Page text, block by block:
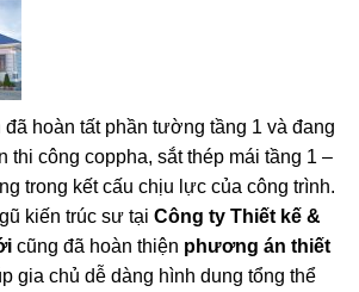
đã hoàn tất phần tường tầng 1 và đang
thi công coppha, sắt thép mái tầng 1 –
trong kết cấu chịu lực của công trình.
kiến trúc sư tại Công ty Thiết kế &
cũng đã hoàn thiện phương án thiết
gia chủ dễ dàng hình dung tổng thể